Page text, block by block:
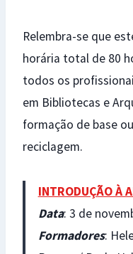
Relembra-se que
horária total de 80
todos os
em Bibliotecas e
formação de base
reciclagem.
INTRODUÇÃO À
Data: 3 de
Formadores: